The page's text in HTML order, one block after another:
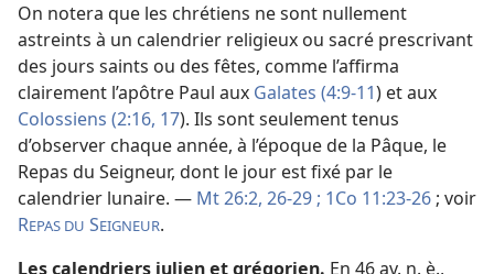
On notera que les chrétiens ne sont nullement
astreints à un calendrier religieux ou sacré prescrivant
des jours saints ou des fêtes, comme l’affirma
clairement l’apôtre Paul aux Galates (4:9-11) et aux
Colossiens (2:16, 17). Ils sont seulement tenus
d’observer chaque année, à l’époque de la Pâque, le
Repas du Seigneur, dont le jour est fixé par le
calendrier lunaire. — Mt 26:2, 26-29 ; 1Co 11:23-26 ; voir
REPAS DU SEIGNEUR.
Les calendriers julien et grégorien. En 46 av. n. è.,